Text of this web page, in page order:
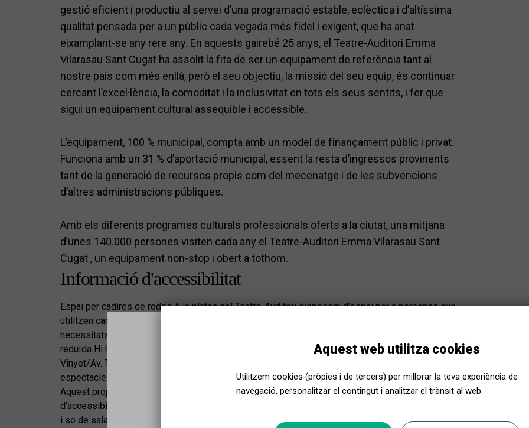
gestió eficient i productiu al servei d’una programació estable, eclèctica i d’altíssima
qualitat pensada per a un públic cada vegada més fidel i exigent, que ha anat
eixamplant-se any rere any. En aquests gairebé 25 anys, el Teatre-Auditori Emma
Vilarasau Sant Cugat ha assolit la fita de ser un equipament de referència tant al
nostre país com més enllà, però el seu objectiu, la missió del seu equip, és continuar
cercant l’excel·lència, la comoditat i la inclusivitat en tots els seus sentits, i fer que
sigui un equipament cultural assequible i accessible.
L’equipament, 100 % municipal, compta amb un model de finançament públic i privat.
Funciona amb un 31 % d’aportació municipal, essent la resta d’ingressos provinents
tant de la generació de recursos propis com del mecenatge i de les subvencions
d’altres administracions públiques.
Amb els diferents programes culturals professionals oferts a la ciutat, una mitjana
d’unes 140.000 persones visiten cada any el Teatre-Auditori Emma Vilarasau Sant
Cugat , un equipament non-stop i obert a tothom.
Informació d'accessibilitat
Espai per cadires de rodes A la platea del Teatre-Auditori disposem d'espai per a persones que
utilitzen cadira de rodes. Per tal que el personal pugui garantir una atenció adequada a les seves
necessitats, és recomanable trucar al 935891268. Aparcament per a persones amb mobilitat
reduïda Hi ha 3 places d'aparcament per a persones amb mobilitat reduïda a l'av. Pla del
Vinyet/Av. Torreblanca. Funcions adaptades per a persones amb discapacitat sensorial Alguns
espectacles estan adaptats per a persones amb discapacitat auditiva i / o visual, i gent gran.
Aquest projecte, en col·laboració amb la Fundación Vodafone España, és un programa
d'accessibilitat sensorial que garanteix el servei de subtitulació, audiodescripció, bucle magnètic
i so de sala amplificat. Els espectadors interessats podeu comprar les entrades de qualsevol
Aquest web utilitza cookies
Utilitzem cookies (pròpies i de tercers) per millorar la teva experiència de
navegació, personalitzar el contingut i analitzar el trànsit al web.